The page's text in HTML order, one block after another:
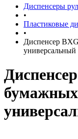
Диспенсеры
•
Пластиковые
•
Диспенсер
универсальный
бумажных